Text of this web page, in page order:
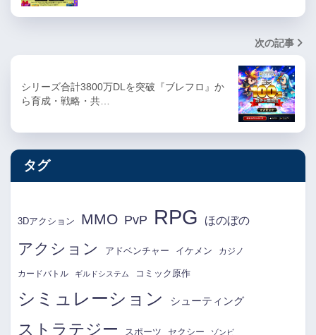
次の記事
シリーズ合計3800万DLを突破『ブレフロ』か
ら育成・戦略・共…
タグ
3Dアクション MMO PvP RPG ほのぼの
アクション アドベンチャー イケメン カジノ
カードバトル ギルドシステム コミック原作
シミュレーション シューティング
ストラテジー スポーツ セクシー ゾンビ